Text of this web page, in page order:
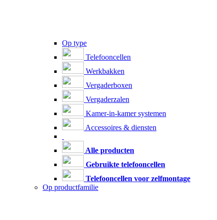
Op type
Telefooncellen
Werkbakken
Vergaderboxen
Vergaderzalen
Kamer-in-kamer systemen
Accessoires & diensten
Alle producten
Gebruikte telefooncellen
Telefooncellen voor zelfmontage
Op productfamilie